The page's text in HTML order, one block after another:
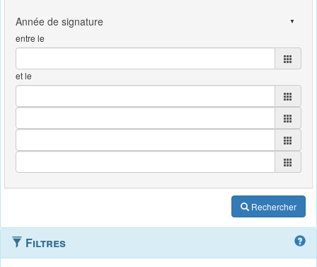
entre le
et le
Rechercher
Filtres